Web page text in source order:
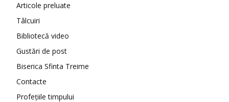
Articole preluate
Tâlcuiri
Bibliotecă video
Gustări de post
Biserica Sfinta Treime
Contacte
Profețiile timpului